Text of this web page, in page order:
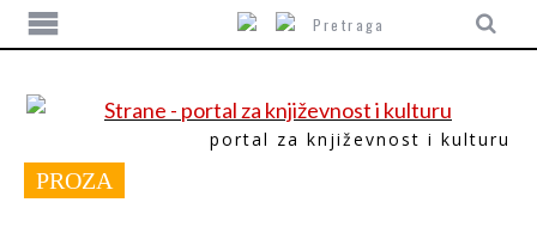
portal za književnost i kulturu
PROZA